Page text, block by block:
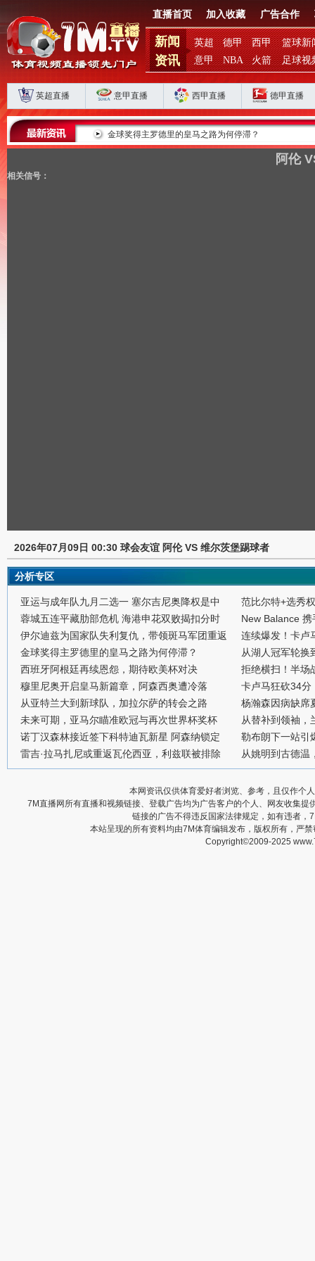
直播首页 加入收藏 广告合作
新闻
资讯
英超 德甲 西甲
篮球新
意甲
NBA 火箭 足球视
英超直播 意甲直播 西甲直播 德甲直播
军团重返巅峰 金球奖得主罗德里的皇马之路为何停滞？
阿伦
相关信号：
2026年07月09日 00:30 球会友谊 阿伦 VS 维尔茨堡踢球者
分析专区
亚运与成年队九月二选一 塞尔吉尼奥降权是中
蓉城五连平藏肋部危机 海港申花双败揭扣分时
伊尔迪兹为国家队失利复仇，带领斑马军团重返
金球奖得主罗德里的皇马之路为何停滞？
西班牙阿根廷再续恩怨，期待欧美杯对决
穆里尼奥开启皇马新篇章，阿森西奥遭冷落
从亚特兰大到新球队，加拉尔萨的转会之路
未来可期，亚马尔瞄准欧冠与再次世界杯奖杯
诺丁汉森林接近签下科特迪瓦新星 阿森纳锁定
雷吉·拉马扎尼或重返瓦伦西亚，利兹联被排除
范比尔特+选秀
New Balance
连续爆发！卡卢
从湖人冠军轮换
拒绝横扫！半场
卡卢马狂砍34分
杨瀚森因病缺席
从替补到领袖，
勒布朗下一站引
从姚明到古德温
本网资讯仅供体育爱好者浏览、参考，且仅作个
7M直播网所有直播和视频链接、登载广告均为广告客户的个人、网友收集
链接的广告不得违反国家法律规定，如有违者
本站呈现的所有资料均由7M体育编辑发布，版权所有，严
Copyright©2009-2025